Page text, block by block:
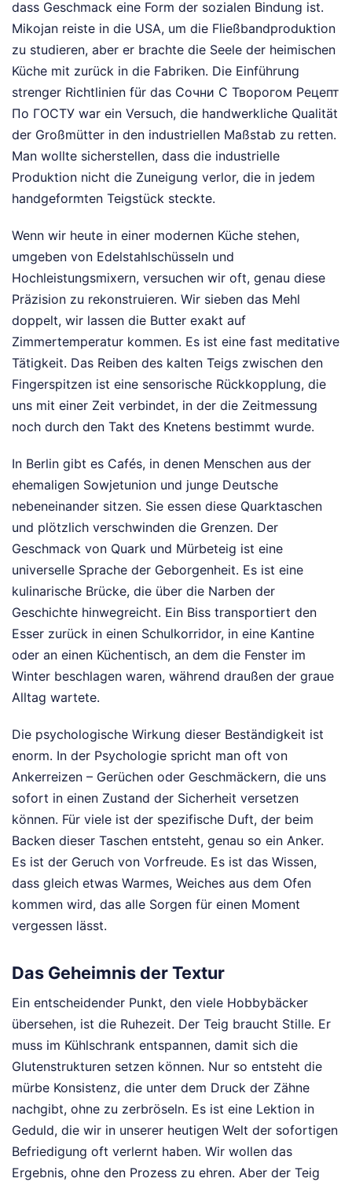
dass Geschmack eine Form der sozialen Bindung ist.
Mikojan reiste in die USA, um die Fließbandproduktion
zu studieren, aber er brachte die Seele der heimischen
Küche mit zurück in die Fabriken. Die Einführung
strenger Richtlinien für das Сочни С Творогом Рецепт
По ГОСТУ war ein Versuch, die handwerkliche Qualität
der Großmütter in den industriellen Maßstab zu retten.
Man wollte sicherstellen, dass die industrielle
Produktion nicht die Zuneigung verlor, die in jedem
handgeformten Teigstück steckte.
Wenn wir heute in einer modernen Küche stehen,
umgeben von Edelstahlschüsseln und
Hochleistungsmixern, versuchen wir oft, genau diese
Präzision zu rekonstruieren. Wir sieben das Mehl
doppelt, wir lassen die Butter exakt auf
Zimmertemperatur kommen. Es ist eine fast meditative
Tätigkeit. Das Reiben des kalten Teigs zwischen den
Fingerspitzen ist eine sensorische Rückkopplung, die
uns mit einer Zeit verbindet, in der die Zeitmessung
noch durch den Takt des Knetens bestimmt wurde.
In Berlin gibt es Cafés, in denen Menschen aus der
ehemaligen Sowjetunion und junge Deutsche
nebeneinander sitzen. Sie essen diese Quarktaschen
und plötzlich verschwinden die Grenzen. Der
Geschmack von Quark und Mürbeteig ist eine
universelle Sprache der Geborgenheit. Es ist eine
kulinarische Brücke, die über die Narben der
Geschichte hinwegreicht. Ein Biss transportiert den
Esser zurück in einen Schulkorridor, in eine Kantine
oder an einen Küchentisch, an dem die Fenster im
Winter beschlagen waren, während draußen der graue
Alltag wartete.
Die psychologische Wirkung dieser Beständigkeit ist
enorm. In der Psychologie spricht man oft von
Ankerreizen – Gerüchen oder Geschmäckern, die uns
sofort in einen Zustand der Sicherheit versetzen
können. Für viele ist der spezifische Duft, der beim
Backen dieser Taschen entsteht, genau so ein Anker.
Es ist der Geruch von Vorfreude. Es ist das Wissen,
dass gleich etwas Warmes, Weiches aus dem Ofen
kommen wird, das alle Sorgen für einen Moment
vergessen lässt.
Das Geheimnis der Textur
Ein entscheidender Punkt, den viele Hobbybäcker
übersehen, ist die Ruhezeit. Der Teig braucht Stille. Er
muss im Kühlschrank entspannen, damit sich die
Glutenstrukturen setzen können. Nur so entsteht die
mürbe Konsistenz, die unter dem Druck der Zähne
nachgibt, ohne zu zerbröseln. Es ist eine Lektion in
Geduld, die wir in unserer heutigen Welt der sofortigen
Befriedigung oft verlernt haben. Wir wollen das
Ergebnis, ohne den Prozess zu ehren. Aber der Teig